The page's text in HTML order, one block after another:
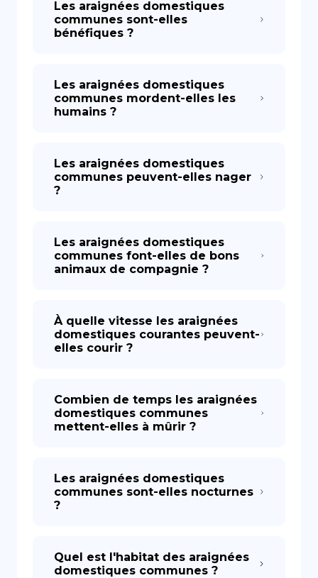
Les araignées domestiques
communes sont-elles
bénéfiques ?
Les araignées domestiques
communes mordent-elles les
humains ?
Les araignées domestiques
communes peuvent-elles nager
?
Les araignées domestiques
communes font-elles de bons
animaux de compagnie ?
À quelle vitesse les araignées
domestiques courantes peuvent-
elles courir ?
Combien de temps les araignées
domestiques communes
mettent-elles à mûrir ?
Les araignées domestiques
communes sont-elles nocturnes
?
Quel est l'habitat des araignées
domestiques communes ?